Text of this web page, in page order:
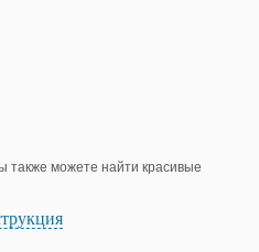
также можете найти красивые